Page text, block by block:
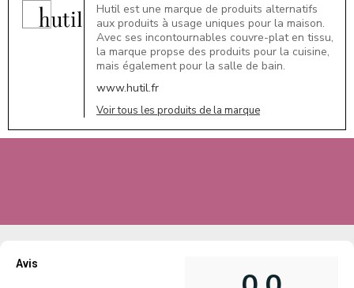
Hutil est une marque de produits alternatifs
aux produits à usage uniques pour la maison.
Avec ses incontournables couvre-plat en tissu,
la marque propse des produits pour la cuisine,
mais également pour la salle de bain.
www.hutil.fr
Voir tous les produits de la marque
Avis